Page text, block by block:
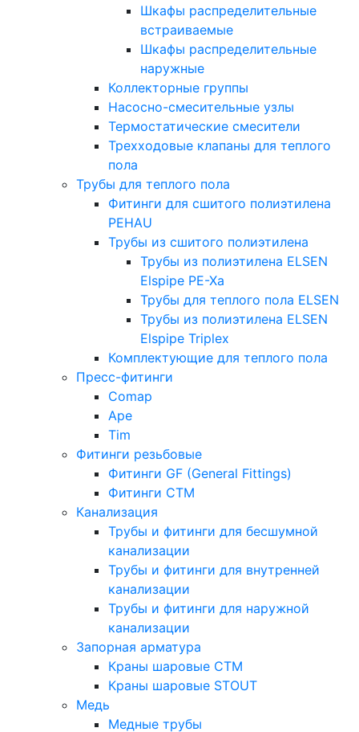
Шкафы распределительные
встраиваемые
Шкафы распределительные
наружные
Коллекторные группы
Насосно-смесительные узлы
Термостатические смесители
Трехходовые клапаны для теплого
пола
Трубы для теплого пола
Фитинги для сшитого полиэтилена
PEHAU
Трубы из сшитого полиэтилена
Трубы из полиэтилена ELSEN
Elspipe PE-Xa
Трубы для теплого пола ELSEN
Трубы из полиэтилена ELSEN
Elspipe Triplex
Комплектующие для теплого пола
Пресс-фитинги
Comap
Ape
Tim
Фитинги резьбовые
Фитинги GF (General Fittings)
Фитинги CTM
Канализация
Трубы и фитинги для бесшумной
канализации
Трубы и фитинги для внутренней
канализации
Трубы и фитинги для наружной
канализации
Запорная арматура
Краны шаровые СТМ
Краны шаровые STOUT
Медь
Медные трубы